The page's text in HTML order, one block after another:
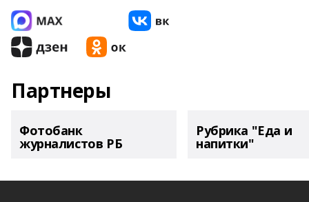
Партнеры
Фотобанк
журналистов РБ
Рубрика "Еда и
напитки"